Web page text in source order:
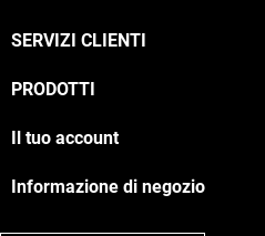
SERVIZI CLIENTI
PRODOTTI
Il tuo account
Informazione di negozio